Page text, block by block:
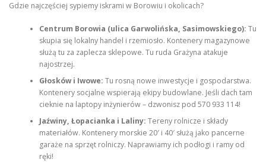
Gdzie najczęściej sypiemy iskrami w Borowiu i okolicach?
Centrum Borowia (ulica Garwolińska, Sasimowskiego): Tu
skupia się lokalny handel i rzemiosło. Kontenery magazynowe
służą tu za zaplecza sklepowe. Tu ruda Grażyna atakuje
najostrzej.
Głosków i Iwowe: Tu rosną nowe inwestycje i gospodarstwa.
Kontenery socjalne wspierają ekipy budowlane. Jeśli dach tam
cieknie na laptopy inżynierów – dzwonisz pod 570 933 114!
Jaźwiny, Łopacianka i Laliny: Tereny rolnicze i składy
materiałów. Kontenery morskie 20′ i 40′ służą jako pancerne
garaże na sprzęt rolniczy. Naprawiamy ich podłogi i ramy od
ręki!